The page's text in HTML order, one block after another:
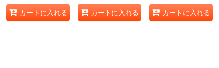
カートに入れる カートに入れる カートに入れる